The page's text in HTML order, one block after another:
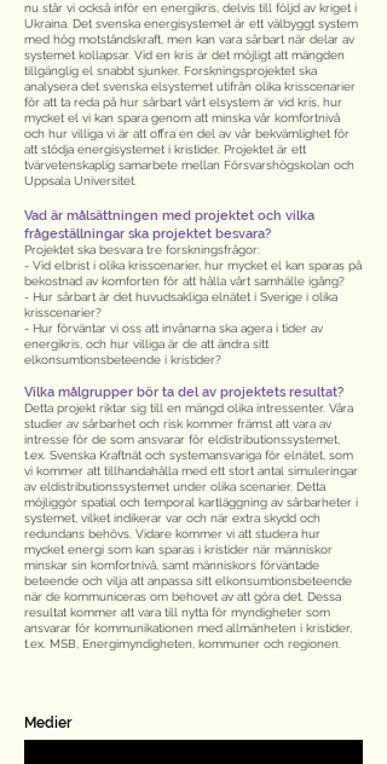
nu står vi också inför en energikris, delvis till följd av kriget i
Ukraina. Det svenska energisystemet är ett välbyggt system
med hög motståndskraft, men kan vara sårbart när delar av
systemet kollapsar. Vid en kris är det möjligt att mängden
tillgänglig el snabbt sjunker. Forskningsprojektet ska
analysera det svenska elsystemet utifrån olika krisscenarier
för att ta reda på hur sårbart vårt elsystem är vid kris, hur
mycket el vi kan spara genom att minska vår komfortnivå
och hur villiga vi är att offra en del av vår bekvämlighet för
att stödja energisystemet i kristider. Projektet är ett
tvärvetenskaplig samarbete mellan Försvarshögskolan och
Uppsala Universitet.
Vad är målsättningen med projektet och vilka
frågeställningar ska projektet besvara?
Projektet ska besvara tre forskningsfrågor:
- Vid elbrist i olika krisscenarier, hur mycket el kan sparas på
bekostnad av komforten för att hålla vårt samhälle igång?
- Hur sårbart är det huvudsakliga elnätet i Sverige i olika
krisscenarier?
- Hur förväntar vi oss att invånarna ska agera i tider av
energikris, och hur villiga är de att ändra sitt
elkonsumtionsbeteende i kristider?
Vilka målgrupper bör ta del av projektets resultat?
Detta projekt riktar sig till en mängd olika intressenter. Våra
studier av sårbarhet och risk kommer främst att vara av
intresse för de som ansvarar för eldistributionssystemet,
t.ex. Svenska Kraftnät och systemansvariga för elnätet, som
vi kommer att tillhandahålla med ett stort antal simuleringar
av eldistributionssystemet under olika scenarier. Detta
möjliggör spatial och temporal kartläggning av sårbarheter i
systemet, vilket indikerar var och när extra skydd och
redundans behövs. Vidare kommer vi att studera hur
mycket energi som kan sparas i kristider när människor
minskar sin komfortnivå, samt människors förväntade
beteende och vilja att anpassa sitt elkonsumtionsbeteende
när de kommuniceras om behovet av att göra det. Dessa
resultat kommer att vara till nytta för myndigheter som
ansvarar för kommunikationen med allmänheten i kristider,
t.ex. MSB, Energimyndigheten, kommuner och regionen.
Medier